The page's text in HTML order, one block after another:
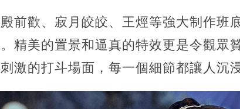
前歡、寂月皎皎、王烴等強大制作班
精美的置景和逼真的特效更是令觀眾
激的打斗場面，每一個細節都讓人沉